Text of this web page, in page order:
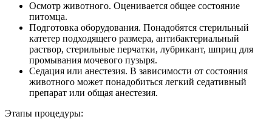
Осмотр животного. Оценивается общее состояние
питомца.
Подготовка оборудования. Понадобятся стерильный
катетер подходящего размера, антибактериальный
раствор, стерильные перчатки, лубрикант, шприц для
промывания мочевого пузыря.
Седация или анестезия. В зависимости от состояния
животного может понадобиться легкий седативный
препарат или общая анестезия.
Этапы процедуры: